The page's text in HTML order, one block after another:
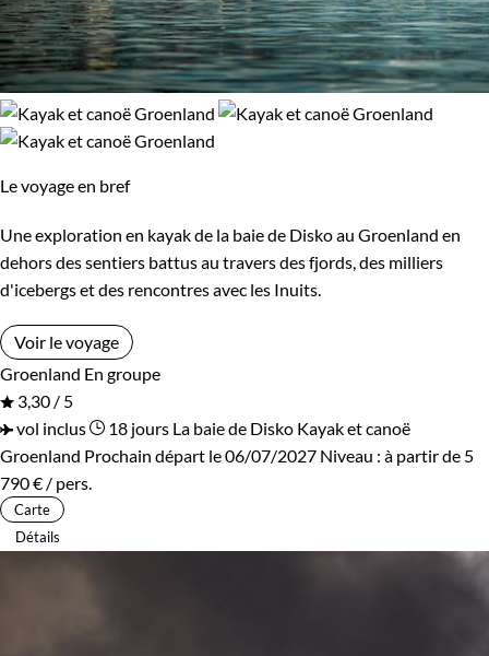
Le voyage en bref
Une exploration en kayak de la baie de Disko au Groenland en
dehors des sentiers battus au travers des fjords, des milliers
d'icebergs et des rencontres avec les Inuits.
Voir le voyage
Groenland En groupe
3,30 / 5
vol inclus
18 jours La baie de Disko Kayak et canoë
Groenland Prochain départ le 06/07/2027 Niveau : à partir de 5
790 € / pers.
Carte
Détails